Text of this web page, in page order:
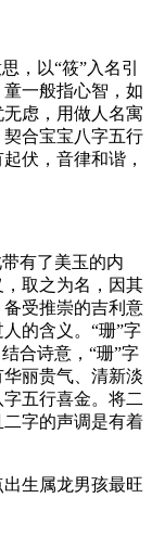
，以“筱”入名引
一般指心智，如
虑，用做人名寓
合宝宝八字五行
伏，音律和谐，
有了美玉的内
取之为名，因其
受推崇的吉利意
的含义。“珊”字
合诗意，“珊”字
丽贵气、清新淡
五行喜金。将二
字的声调是有着
出生属龙男孩最旺